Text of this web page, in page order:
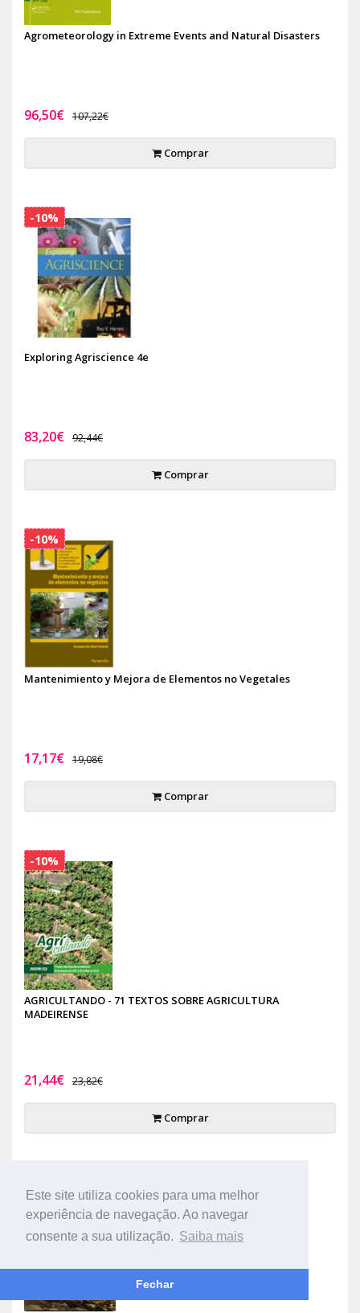
Este site utiliza cookies para uma melhor
experiência de navegação. Ao navegar
consente a sua utilização. Saiba mais
Fechar
Agrometeorology in Extreme Events and Natural Disasters
96,50€ 107,22€
Comprar
Exploring Agriscience 4e
83,20€ 92,44€
Comprar
-10%
Mantenimiento y Mejora de Elementos no Vegetales
17,17€ 19,08€
Comprar
-10%
AGRICULTANDO - 71 TEXTOS SOBRE AGRICULTURA
MADEIRENSE
21,44€ 23,82€
Comprar
-10%